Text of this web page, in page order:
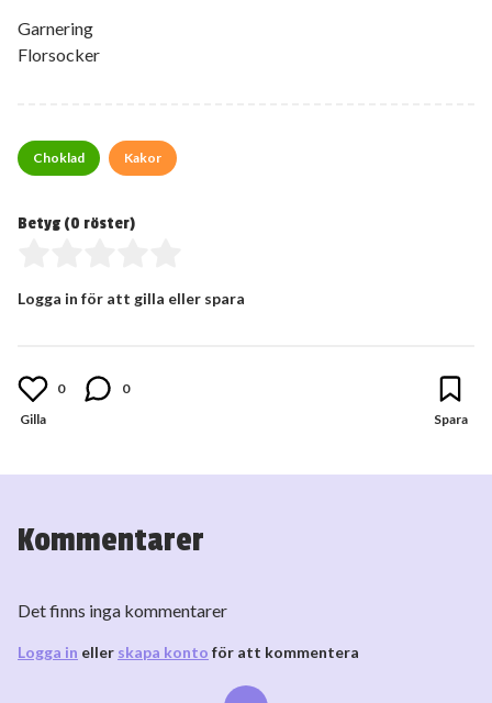
Garnering
Florsocker
Choklad Kakor
Betyg (0 röster)
Logga in för att gilla eller spara
0 0
Kommentarer
Det finns inga kommentarer
Logga in eller skapa konto för att kommentera